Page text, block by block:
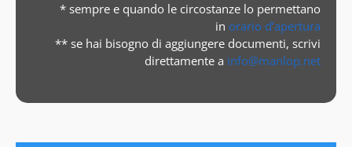
* sempre e quando le circostanze lo permettano
in orario d’apertura
** se hai bisogno di aggiungere documenti, scrivi
direttamente a info@manlop.net